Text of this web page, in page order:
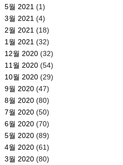
5월 2021 (1)
3월 2021 (4)
2월 2021 (18)
1월 2021 (32)
12월 2020(32)
11월 2020(54)
10월 2020(29)
9월 2020(47)
8월 2020(80)
7월 2020(50)
6월 2020(70)
5월 2020(89)
4월 2020(61)
3월 2020(80)